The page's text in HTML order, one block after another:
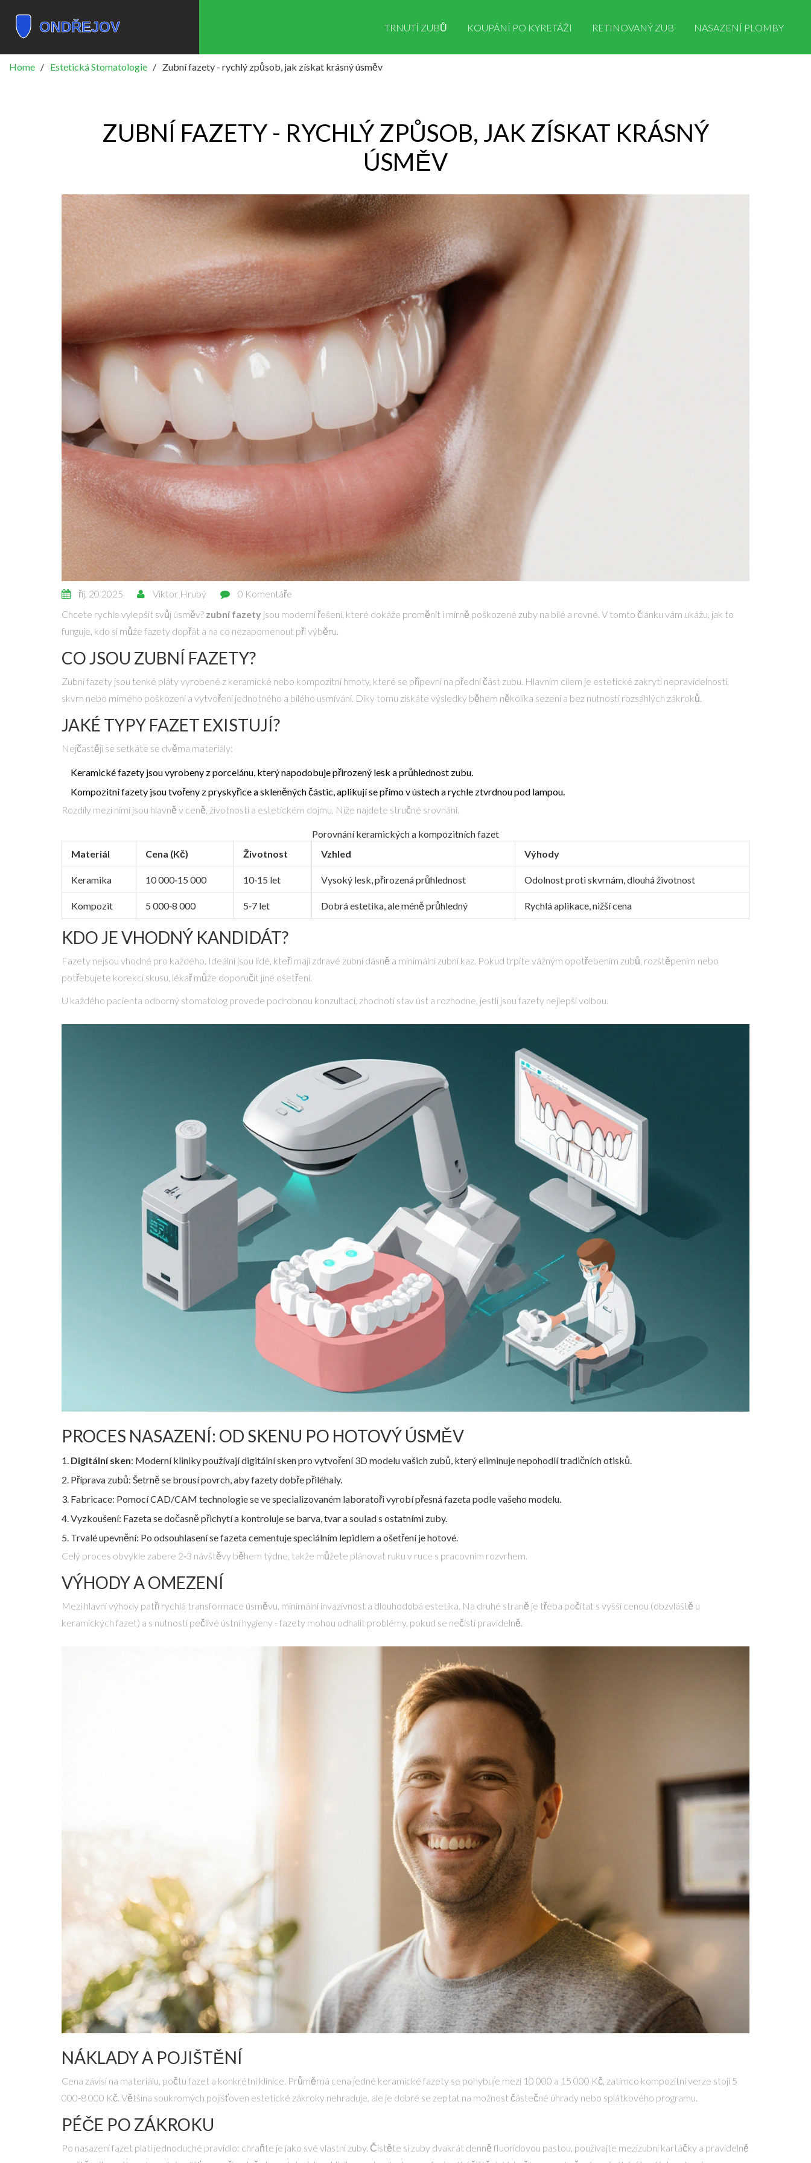
TRNUTÍ ZUBŮ KOUPÁNÍ PO KYRETÁŽI RETINOVANÝ ZUB NASAZENÍ PLOMBY
Home Estetická Stomatologie Zubní fazety - rychlý způsob, jak získat krásný úsměv
ZUBNÍ FAZETY - RYCHLÝ ZPŮSOB, JAK ZÍSKAT KRÁSNÝ
ÚSMĚV
říj, 20 2025 Viktor Hrubý
0 Komentáře
Chcete rychle vylepšit svůj úsměv? zubní fazety jsou moderní řešení, které dokáže proměnit i mírně poškozené zuby na bílé a rovné. V tomto článku vám ukážu, jak to
funguje, kdo si může fazety dopřát a na co nezapomenout při výběru.
CO JSOU ZUBNÍ FAZETY?
Zubní fazety jsou tenké pláty vyrobené z keramické nebo kompozitní hmoty, které se připevní na přední část zubu. Hlavním cílem je estetické zakrytí nepravidelností,
skvrn nebo mírného poškození a vytvoření jednotného a bílého usmívání. Díky tomu získáte výsledky během několika sezení a bez nutnosti rozsáhlých zákroků.
JAKÉ TYPY FAZET EXISTUJÍ?
Nejčastěji se setkáte se dvěma materiály:
Keramické fazety jsou vyrobeny z porcelánu, který napodobuje přirozený lesk a průhlednost zubu.
Kompozitní fazety jsou tvořeny z pryskyřice a skleněných částic, aplikují se přímo v ústech a rychle ztvrdnou pod lampou.
Rozdíly mezi nimi jsou hlavně v ceně, životnosti a estetickém dojmu. Níže najdete stručné srovnání.
Porovnání keramických a kompozitních fazet
Materiál
Cena (Kč) Životnost Vzhled Výhody
Keramika 10 000‑15 000 10‑15 let Vysoký lesk, přirozená průhlednost Odolnost proti skvrnám, dlouhá životnost
Kompozit 5 000‑8 000 5‑7 let Dobrá estetika, ale méně průhledný Rychlá aplikace, nižší cena
KDO JE VHODNÝ KANDIDÁT?
Fazety nejsou vhodné pro každého. Ideální jsou lidé, kteří mají zdravé zubní dásně a minimální zubní kaz. Pokud trpíte vážným opotřebením zubů, rozštěpením nebo
potřebujete korekci skusu, lékař může doporučit jiné ošetření.
U každého pacienta odborný stomatolog provede podrobnou konzultaci, zhodnotí stav úst a rozhodne, jestli jsou fazety nejlepší volbou.
PROCES NASAZENÍ: OD SKENU PO HOTOVÝ ÚSMĚV
Digitální sken: Moderní kliniky používajídigitální skenpro vytvoření 3D modelu vašich zubů, který eliminuje nepohodlí tradičních otisků.
Příprava zubů: Šetrně se brousí povrch, aby fazety dobře přiléhaly.
Fabricace: PomocíCAD/CAM technologiese ve specializovaném laboratoři vyrobí přesná fazeta podle vašeho modelu.
Vyzkoušení: Fazeta se dočasně přichytí a kontroluje se barva, tvar a soulad s ostatními zuby.
Trvalé upevnění: Po odsouhlasení se fazeta cementuje speciálním lepidlem a ošetření je hotové.
Celý proces obvykle zabere 2‑3 návštěvy během týdne, takže můžete plánovat ruku v ruce s pracovním rozvrhem.
VÝHODY A OMEZENÍ
Mezi hlavní výhody patří rychlá transformace úsměvu, minimální invazivnost a dlouhodobá estetika. Na druhé straně je třeba počítat s vyšší cenou (obzvláště u
keramických fazet) a s nutností pečlivé ústní hygieny - fazety mohou odhalit problémy, pokud se nečistí pravidelně.
NÁKLADY A POJIŠTĚNÍ
Cena závisí na materiálu, počtu fazet a konkrétní klinice. Průměrná cena jedné keramické fazety se pohybuje mezi 10 000 a 15 000 Kč, zatímco kompozitní verze stojí 5
000‑8 000 Kč. Většina soukromých pojišťoven estetické zákroky nehraduje, ale je dobré se zeptat na možnost částečné úhrady nebo splátkového programu.
PÉČE PO ZÁKROKU
Po nasazení fazet platí jednoduché pravidlo: chraňte je jako své vlastní zuby. Čistěte si zuby dvakrát denně fluoridovou pastou, používajte mezizubní kartáčky a pravidelně